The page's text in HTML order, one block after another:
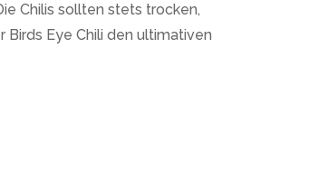
Chilis sollten stets trocken,
Eye Chili den ultimativen